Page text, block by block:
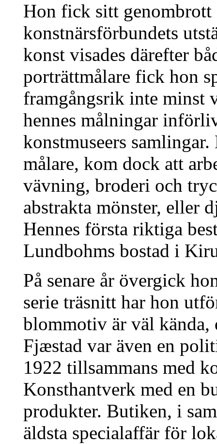
Hon fick sitt genombrott
konstnärsförbundets
konst visades därefter
porträttmålare fick hon
framgångsrik inte minst
hennes målningar
konstmuseers
målare, kom dock att
vävning, broderi och
abstrakta mönster, eller
Hennes första riktiga
Lundbohms bostad i
På senare år övergick
serie träsnitt har hon
blommotiv är väl
Fjæstad var även en
1922 tillsammans med
Konsthantverk med en
produkter. Butiken, i
äldsta specialaffär för